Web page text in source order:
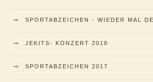
→ SPORTABZEICHEN - WIEDER MAL
→ JEKITS- KONZERT 2018
→ SPORTABZEICHEN 2017